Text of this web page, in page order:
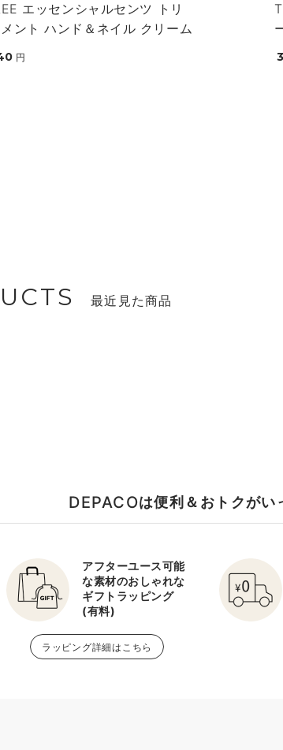
エッセンシャルセンツ トリ
ント ハンド＆ネイル クリーム
円
最近見た商品
DEPACOは便利＆おトクがい
アフターユース可能
な素材のおしゃれな
ギフトラッピング
(有料)
ラッピング詳細はこちら